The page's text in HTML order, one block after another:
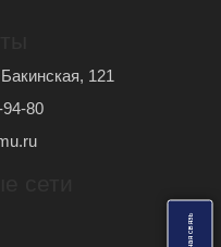
ь
121
80